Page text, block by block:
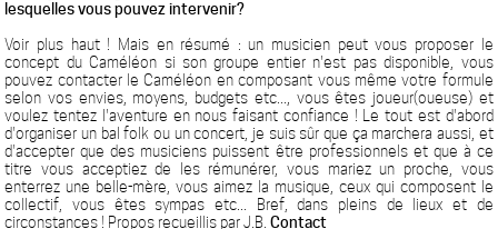
lesquelles vous pouvez intervenir?
Voir plus haut ! Mais en résumé : un musicien peut vous proposer le
concept du Caméléon si son groupe entier n'est pas disponible, vous
pouvez contacter le Caméléon en composant vous même votre formule
selon vos envies, moyens, budgets etc..., vous êtes joueur(oueuse) et
voulez tentez l'aventure en nous faisant confiance ! Le tout est d'abord
d'organiser un bal folk ou un concert, je suis sûr que ça marchera aussi, et
d'accepter que des musiciens puissent être professionnels et que à ce
titre vous acceptiez de les rémunérer, vous mariez un proche, vous
enterrez une belle-mère, vous aimez la musique, ceux qui composent le
collectif, vous êtes sympas etc... Bref, dans pleins de lieux et de
circonstances ! Propos recueillis par J.B.Contact